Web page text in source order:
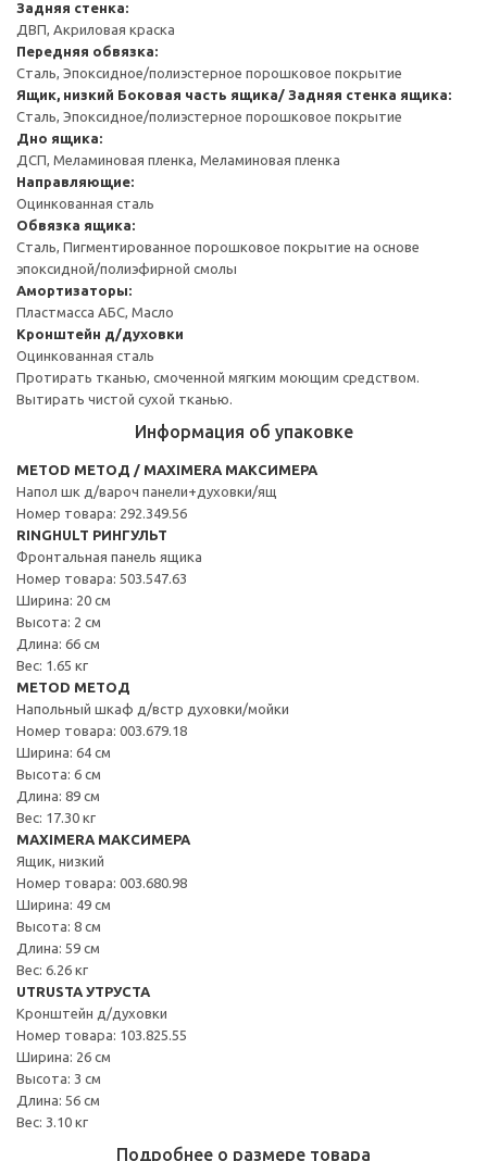
Задняя стенка:
ДВП, Акриловая краска
Передняя обвязка:
Сталь, Эпоксидное/полиэстерное порошковое покрытие
Ящик, низкий Боковая часть ящика/ Задняя стенка ящика:
Сталь, Эпоксидное/полиэстерное порошковое покрытие
Дно ящика:
ДСП, Меламиновая пленка, Меламиновая пленка
Направляющие:
Оцинкованная сталь
Обвязка ящика:
Сталь, Пигментированное порошковое покрытие на основе
эпоксидной/полиэфирной смолы
Амортизаторы:
Пластмасса АБС, Масло
Кронштейн д/духовки
Оцинкованная сталь
Протирать тканью, смоченной мягким моющим средством.
Вытирать чистой сухой тканью.
Информация об упаковке
METOD МЕТОД / MAXIMERA МАКСИМЕРА
Напол шк д/вароч панели+духовки/ящ
Номер товара: 292.349.56
RINGHULT РИНГУЛЬТ
Фронтальная панель ящика
Номер товара: 503.547.63
Ширина: 20 см
Высота: 2 см
Длина: 66 см
Вес: 1.65 кг
METOD МЕТОД
Напольный шкаф д/встр духовки/мойки
Номер товара: 003.679.18
Ширина: 64 см
Высота: 6 см
Длина: 89 см
Вес: 17.30 кг
MAXIMERA МАКСИМЕРА
Ящик, низкий
Номер товара: 003.680.98
Ширина: 49 см
Высота: 8 см
Длина: 59 см
Вес: 6.26 кг
UTRUSTA УТРУСТА
Кронштейн д/духовки
Номер товара: 103.825.55
Ширина: 26 см
Высота: 3 см
Длина: 56 см
Вес: 3.10 кг
Подробнее о размере товара